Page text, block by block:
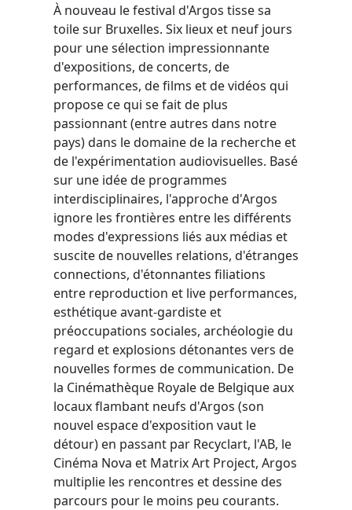
À nouveau le festival d'Argos tisse sa
toile sur Bruxelles. Six lieux et neuf jours
pour une sélection impressionnante
d'expositions, de concerts, de
performances, de films et de vidéos qui
propose ce qui se fait de plus
passionnant (entre autres dans notre
pays) dans le domaine de la recherche et
de l'expérimentation audiovisuelles. Basé
sur une idée de programmes
interdisciplinaires, l'approche d'Argos
ignore les frontières entre les différents
modes d'expressions liés aux médias et
suscite de nouvelles relations, d'étranges
connections, d'étonnantes filiations
entre reproduction et live performances,
esthétique avant-gardiste et
préoccupations sociales, archéologie du
regard et explosions détonantes vers de
nouvelles formes de communication. De
la Cinémathèque Royale de Belgique aux
locaux flambant neufs d'Argos (son
nouvel espace d'exposition vaut le
détour) en passant par Recyclart, l'AB, le
Cinéma Nova et Matrix Art Project, Argos
multiplie les rencontres et dessine des
parcours pour le moins peu courants.